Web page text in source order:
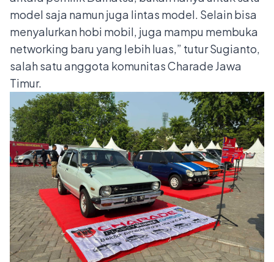
model saja namun juga lintas model. Selain bisa
menyalurkan hobi mobil, juga mampu membuka
networking baru yang lebih luas,” tutur Sugianto,
salah satu anggota komunitas Charade Jawa
Timur.